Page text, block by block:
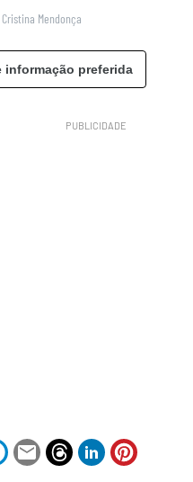
Cristina Mendonça
informação preferida